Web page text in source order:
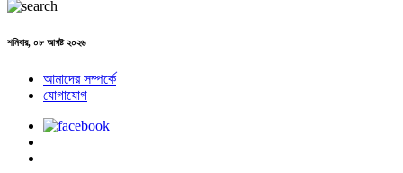
শনিবার, ০৮ আগষ্ট ২০২৬
আমাদের সম্পর্কে
যোগাযোগ